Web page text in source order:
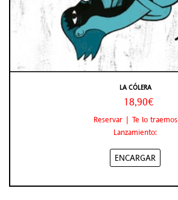
LA CÓLERA
18,90€
Reservar | Te lo traemos
Lanzamiento:
ENCARGAR